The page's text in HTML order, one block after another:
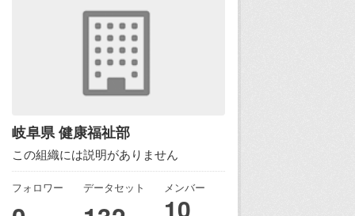
岐阜県 健康福祉部
この組織には説明がありません
フォロワー データセット メンバー
10